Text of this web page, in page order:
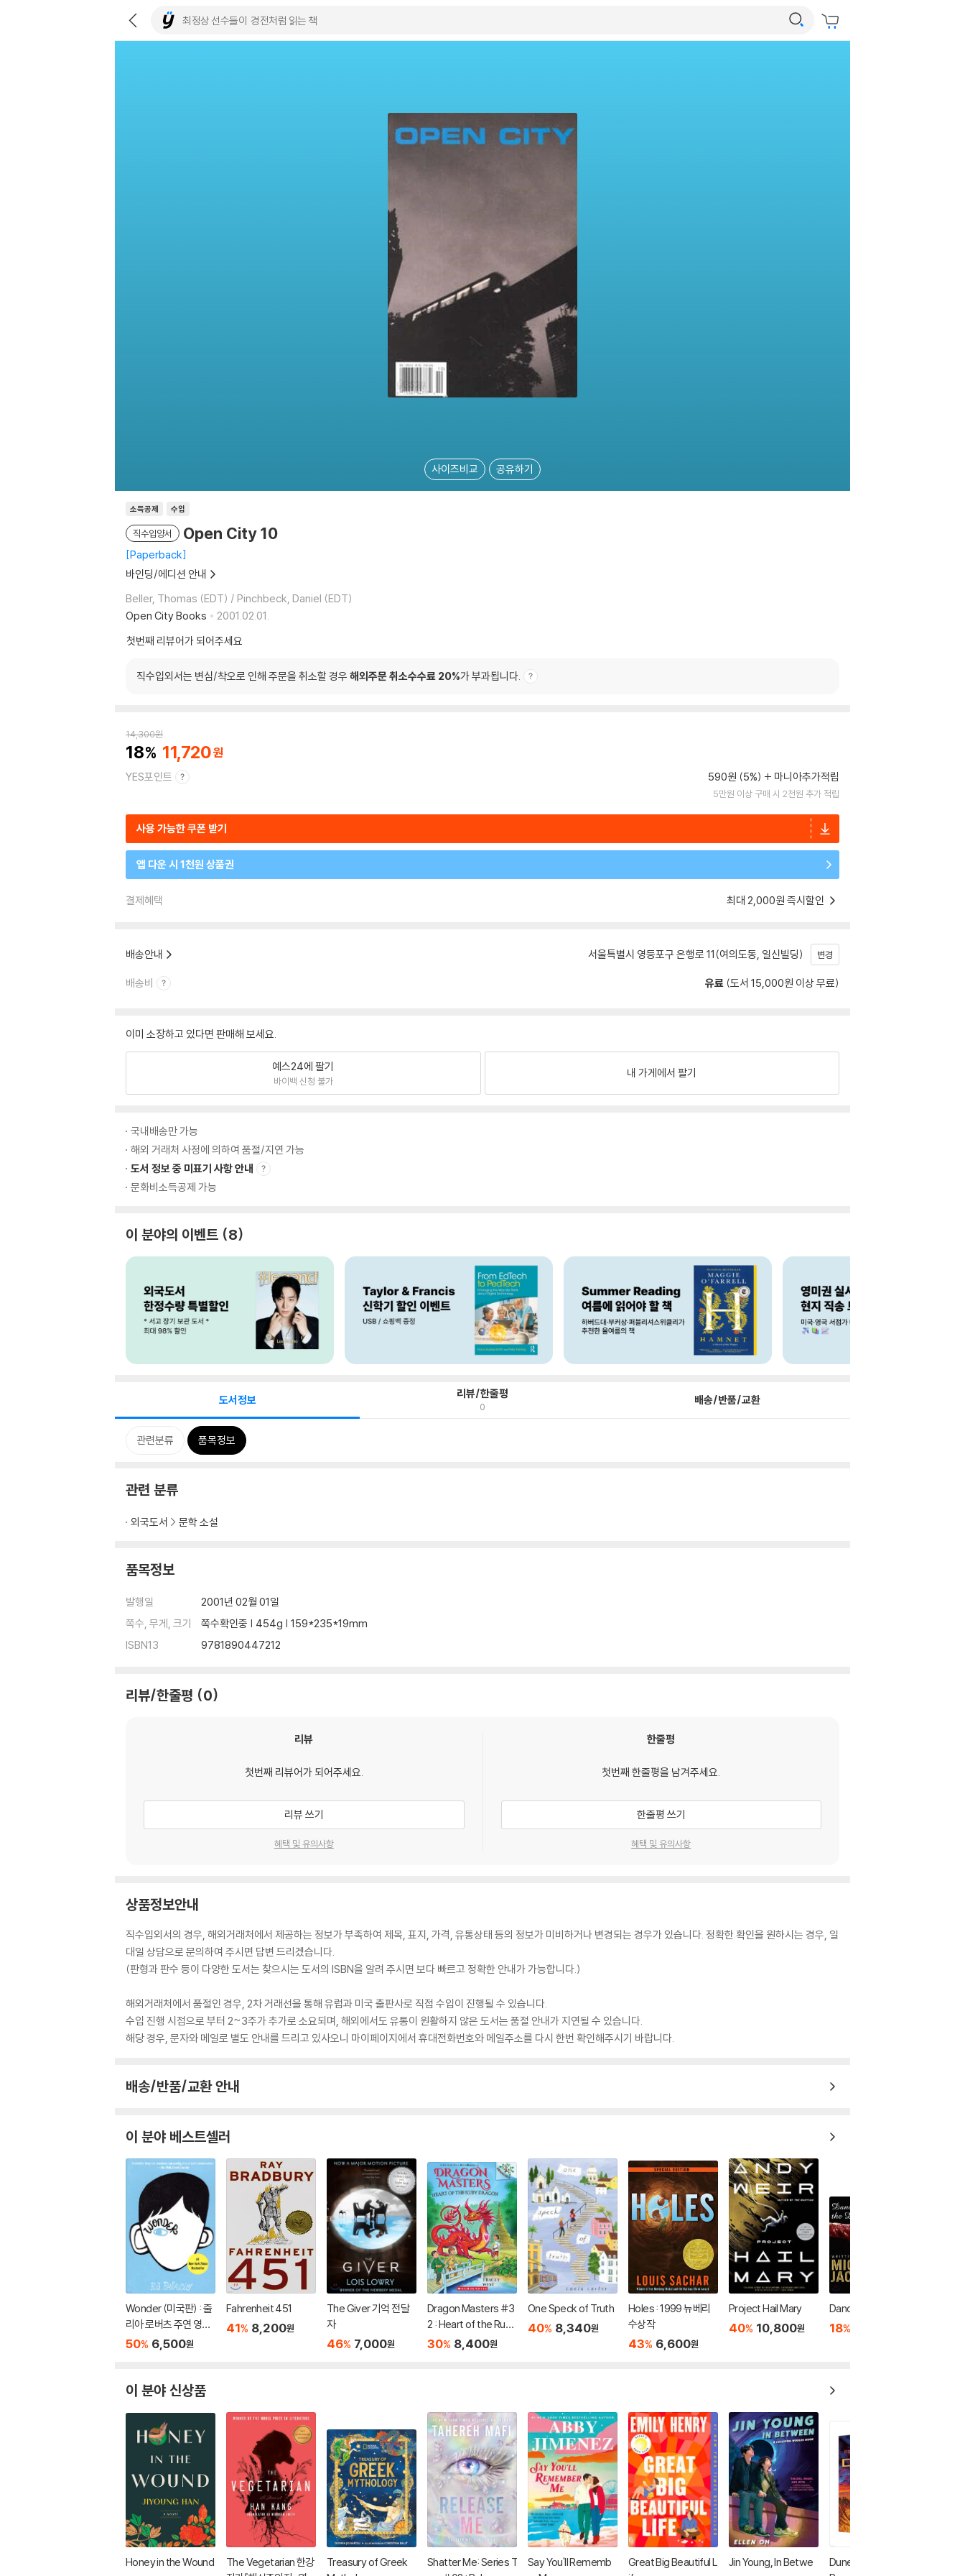
사이즈비교 공유하기
소득공제 수입
직수입양서 Open City 10
Paperback
바인딩/에디션 안내
Beller, Thomas (EDT) / Pinchbeck, Daniel (EDT)
Open City Books
2001.02.01.
첫번째 리뷰어가 되어주세요
직수입외서는 변심/착오로 인해 주문을 취소할 경우 해외주문 취소수수료 20%가 부과됩니다.
14,300원
18 11,720
YES포인트 590원 (5%) 마니아추가적립
5만원 이상 구매 시 2천원 추가 적립
사용 가능한 쿠폰 받기
앱 다운 시 1천원 상품권
결제혜택 최대 2,000원 즉시할인
배송안내 서울특별시 영등포구 은행로 11(여의도동, 일신빌딩) 변경
배송비 유료 (도서 15,000원 이상 무료)
이미 소장하고 있다면 판매해 보세요.
예스24에 팔기
바이백 신청 불가
내 가게에서 팔기
국내배송만 가능
해외 거래처 사정에 의하여 품절/지연 가능
도서 정보 중 미표기 사항 안내
문화비소득공제 가능
이 분야의 이벤트 8
도서정보 리뷰/한줄평
0 배송/반품/교환
관련분류 품목정보
관련 분류
외국도서 문학 소설
품목정보
발행일
2001년 02월 01일
쪽수, 무게, 크기
쪽수확인중 | 454g | 159*235*19mm
ISBN13
9781890447212
리뷰/한줄평 0
리뷰
첫번째 리뷰어가 되어주세요.
리뷰 쓰기
혜택 및 유의사항
한줄평
첫번째 한줄평을 남겨주세요.
한줄평 쓰기
혜택 및 유의사항
상품정보안내
직수입외서의 경우, 해외거래처에서 제공하는 정보가 부족하여 제목, 표지, 가격, 유통상태 등의 정보가 미비하거나 변경되는 경우가 있습니다. 정확한 확인을 원하시는 경우, 일
대일 상담으로 문의하여 주시면 답변 드리겠습니다.
(판형과 판수 등이 다양한 도서는 찾으시는 도서의 ISBN을 알려 주시면 보다 빠르고 정확한 안내가 가능합니다.)
해외거래처에서 품절인 경우, 2차 거래선을 통해 유럽과 미국 출판사로 직접 수입이 진행될 수 있습니다.
수입 진행 시점으로 부터 2~3주가 추가로 소요되며, 해외에서도 유통이 원활하지 않은 도서는 품절 안내가 지연될 수 있습니다.
해당 경우, 문자와 메일로 별도 안내를 드리고 있사오니 마이페이지에서 휴대전화번호와 메일주소를 다시 한번 확인해주시기 바랍니다.
배송/반품/교환 안내
이 분야 베스트셀러
Wonder (미국판) : 줄
리아 로버츠 주연 영화
'원더' 원작 소설
50% 6,500원
Fahrenheit 451
41% 8,200원
The Giver 기억 전달
자
46% 7,000원
Dragon Masters #3
2 : Heart of the Ruby
Dragon (A Branches
30% 8,400원
One Speck of Truth
40% 8,340원
Holes : 1999 뉴베리
수상작
43% 6,600원
Project Hail Mary
40% 10,800원
Dancing The Dream
18%
이 분야 신상품
Honey in the Wound
The Vegetarian 한강
Treasury of Greek
Shatter Me: Series T
Say You'll Rememb
Great Big Beautiful L
Jin Young, In Betwe
Dune: Deluxe Trade